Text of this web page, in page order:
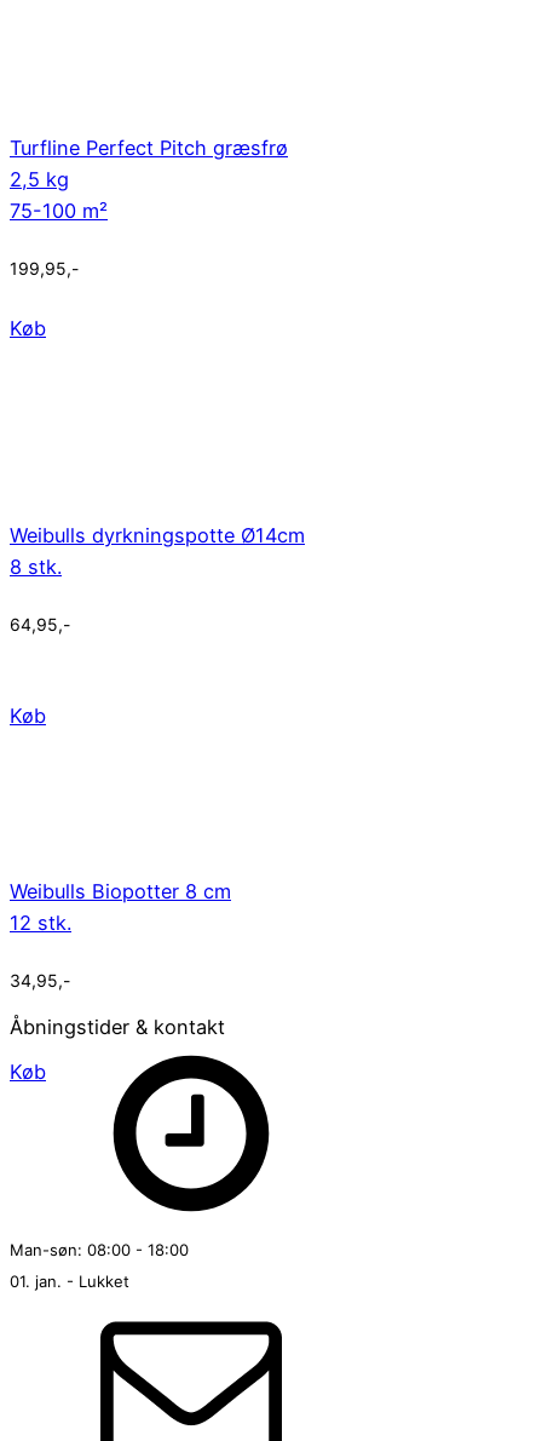
Køb
Turfline Perfect Pitch græsfrø
2,5 kg
75-100 m²
199,95,-
Køb
Weibulls dyrkningspotte Ø14cm
8 stk.
64,95,-
Køb
Weibulls Biopotter 8 cm
12 stk.
34,95,-
Åbningstider & kontakt
Man-søn: 08:00 - 18:00
01. jan. - Lukket